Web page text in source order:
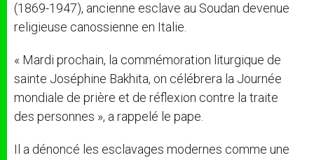
(1869-1947), ancienne esclave au Soudan devenue
religieuse canossienne en Italie.
« Mardi prochain, la commémoration liturgique de
sainte Joséphine Bakhita, on célébrera la Journée
mondiale de prière et de réflexion contre la traite
des personnes », a rappelé le pape.
Il a dénoncé les esclavages modernes comme une